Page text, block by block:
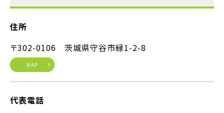
住所
〒302-0106 茨城県守谷市緑1-2-8
MAP
代表電話